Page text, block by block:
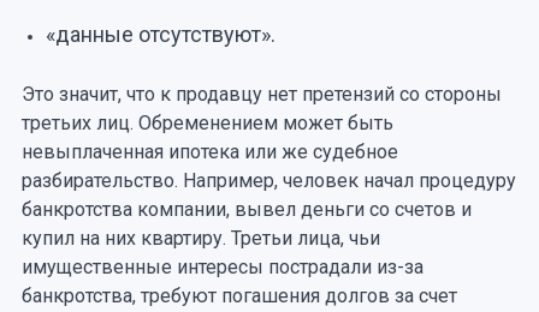
«данные отсутствуют».
Это значит, что к продавцу нет претензий со стороны
третьих лиц. Обременением может быть
невыплаченная ипотека или же судебное
разбирательство. Например, человек начал процедуру
банкротства компании, вывел деньги со счетов и
купил на них квартиру. Третьи лица, чьи
имущественные интересы пострадали из-за
банкротства, требуют погашения долгов за счет